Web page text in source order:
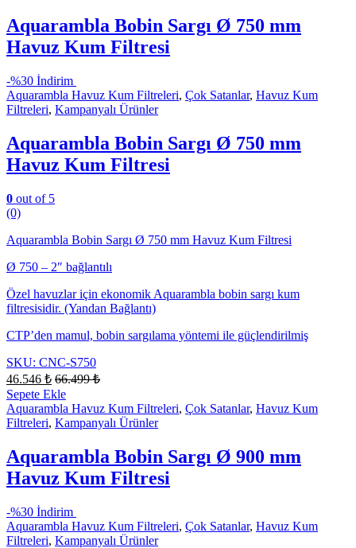
Aquarambla Bobin Sargı Ø 750 mm
Havuz Kum Filtresi
-%30 İndirim
Aquarambla Havuz Kum Filtreleri, Çok Satanlar, Havuz Kum
Filtreleri, Kampanyalı Ürünler
Aquarambla Bobin Sargı Ø 750 mm
Havuz Kum Filtresi
0 out of 5
(0)
Aquarambla Bobin Sargı Ø 750 mm Havuz Kum Filtresi
Ø 750 – 2″ bağlantılı
Özel havuzlar için ekonomik Aquarambla bobin sargı kum
filtresisidir. (Yandan Bağlantı)
CTP’den mamul, bobin sargılama yöntemi ile güçlendirilmiş
SKU: CNC-S750
46.546 ₺ 66.499₺
Sepete Ekle
Aquarambla Havuz Kum Filtreleri, Çok Satanlar, Havuz Kum
Filtreleri, Kampanyalı Ürünler
Aquarambla Bobin Sargı Ø 900 mm
Havuz Kum Filtresi
-%30 İndirim
Aquarambla Havuz Kum Filtreleri, Çok Satanlar, Havuz Kum
Filtreleri, Kampanyalı Ürünler